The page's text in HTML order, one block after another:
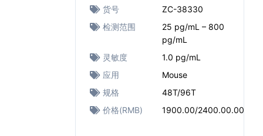
货号
ZC-38330
检测范围
25 pg/mL – 800
pg/mL
灵敏度
1.0 pg/mL
应用
Mouse
规格
48T/96T
价格(RMB)
1900.00/2400.00.00